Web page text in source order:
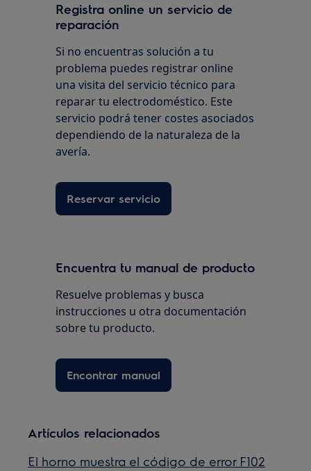
Registra online un servicio de
reparación
Si no encuentras solución a tu
problema puedes registrar online
una visita del servicio técnico para
reparar tu electrodoméstico. Este
servicio podrá tener costes asociados
dependiendo de la naturaleza de la
avería.
Reservar servicio
Encuentra tu manual de producto
Resuelve problemas y busca
instrucciones u otra documentación
sobre tu producto.
Encontrar manual
Artículos relacionados
El horno muestra el código de error F102